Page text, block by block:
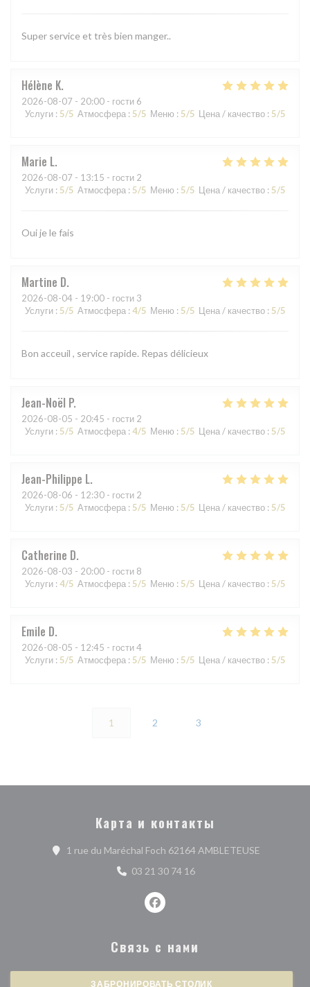
Super service et très bien manger..
Hélène K
2026-08-07 - 20:00 - гости 6
Услуги : 5/5 Атмосфера : 5/5 Меню : 5/5 Цена / качество : 5/5
Marie L
2026-08-07 - 13:15 - гости 2
Услуги : 5/5 Атмосфера : 5/5 Меню : 5/5 Цена / качество : 5/5
Oui je le fais
Martine D
2026-08-04 - 19:00 - гости 3
Услуги : 5/5 Атмосфера : 4/5 Меню : 5/5 Цена / качество : 5/5
Bon acceuil , service rapide. Repas délicieux
Jean-Noël P
2026-08-05 - 20:45 - гости 2
Услуги : 5/5 Атмосфера : 4/5 Меню : 5/5 Цена / качество : 5/5
Jean-Philippe L
2026-08-06 - 12:30 - гости 2
Услуги : 5/5 Атмосфера : 5/5 Меню : 5/5 Цена / качество : 5/5
Catherine D
2026-08-03 - 20:00 - гости 8
Услуги : 4/5 Атмосфера : 5/5 Меню : 5/5 Цена / качество : 5/5
Emile D
2026-08-05 - 12:45 - гости 4
Услуги : 5/5 Атмосфера : 5/5 Меню : 5/5 Цена / качество : 5/5
1 2 3
Карта и контакты
1 rue du Maréchal Foch 62164 AMBLETEUSE
03 21 30 74 16
Facebook ((открывается в
Связь с нами
ЗАБРОНИРОВАТЬ СТОЛИК